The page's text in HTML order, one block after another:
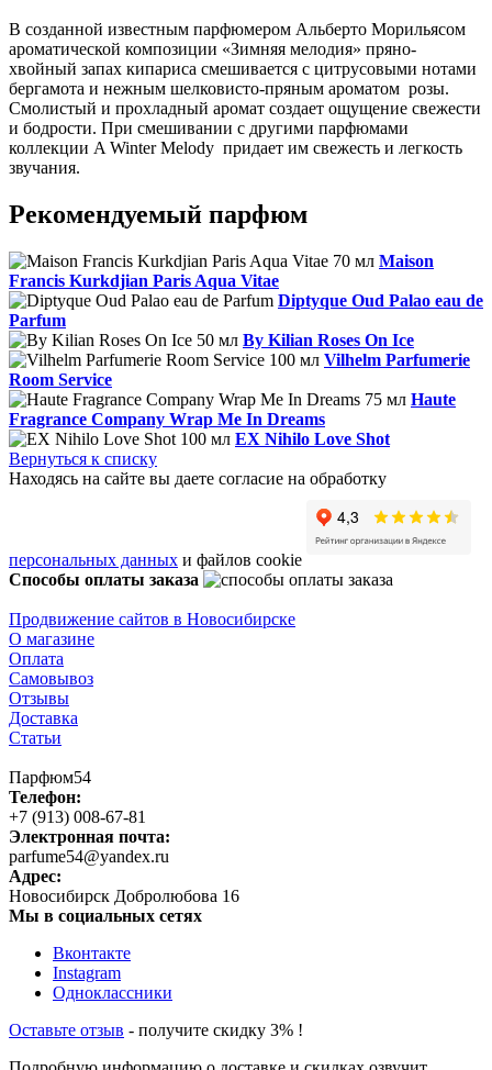
В созданной известным парфюмером Альберто Морильясом
ароматической композиции «Зимняя мелодия» пряно-
хвойный запах кипариса смешивается с цитрусовыми нотами
бергамота и нежным шелковисто-пряным ароматом розы.
Смолистый и прохладный аромат создает ощущение свежести
и бодрости. При смешивании с другими парфюмами
коллекции A Winter Melody придает им свежесть и легкость
звучания.
Рекомендуемый парфюм
Maison
Francis Kurkdjian Paris Aqua Vitae
Diptyque Oud Palao eau de
Parfum
By Kilian Roses On Ice
Vilhelm Parfumerie
Room Service
Haute
Fragrance Company Wrap Me In Dreams
EX Nihilo Love Shot
Вернуться к списку
Находясь на сайте вы даете согласие на обработку
персональных данных и файлов cookie
Способы оплаты заказа
Продвижение сайтов в Новосибирске
О магазине
Оплата
Самовывоз
Отзывы
Доставка
Статьи
Парфюм54
Телефон:
+7 (913) 008-67-81
Электронная почта:
parfume54@yandex.ru
Адрес:
Новосибирск Добролюбова 16
Мы в социальных сетях
Вконтакте
Instagram
Одноклассники
Оставьте отзыв - получите скидку 3% !